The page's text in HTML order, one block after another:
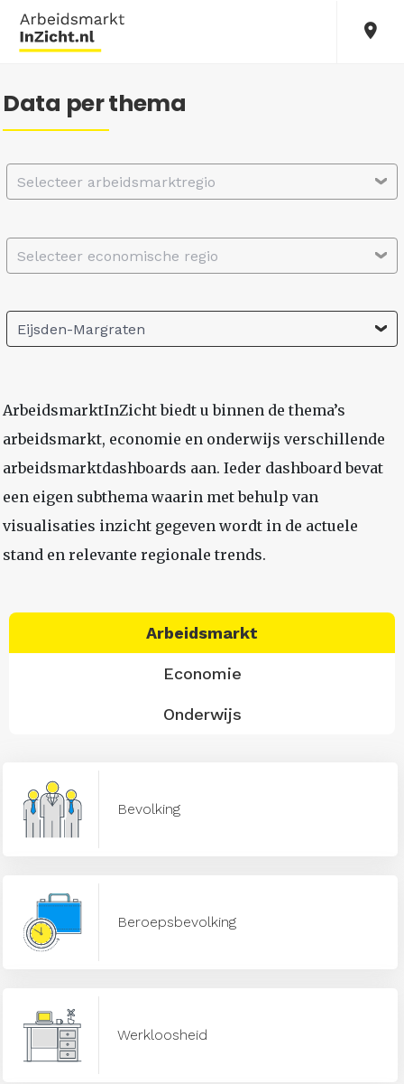
Data per thema
Selecteer arbeidsmarktregio
Selecteer economische regio
Eijsden-Margraten
ArbeidsmarktInZicht biedt u binnen de thema’s
arbeidsmarkt, economie en onderwijs verschillende
arbeidsmarktdashboards aan. Ieder dashboard bevat
een eigen subthema waarin met behulp van
visualisaties inzicht gegeven wordt in de actuele
stand en relevante regionale trends.
Arbeidsmarkt
Economie
Onderwijs
Bevolking
Beroepsbevolking
Werkloosheid